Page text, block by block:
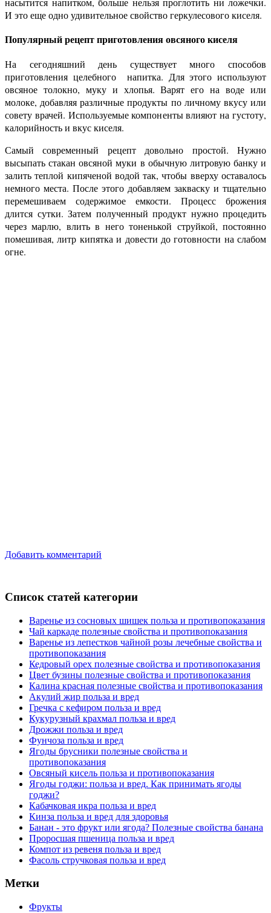
И это еще одно удивительное свойство геркулесового киселя.
Популярный рецепт приготовления овсяного киселя
На сегодняшний день существует много способов
приготовления целебного напитка. Для этого используют
овсяное толокно, муку и хлопья. Варят его на воде или
молоке, добавляя различные продукты по личному вкусу или
совету врачей. Используемые компоненты влияют на густоту,
калорийность и вкус киселя.
Самый современный рецепт довольно простой. Нужно
высыпать стакан овсяной муки в обычную литровую банку и
залить теплой кипяченой водой так, чтобы вверху оставалось
немного места. После этого добавляем закваску и тщательно
перемешиваем содержимое емкости. Процесс брожения
длится сутки. Затем полученный продукт нужно процедить
через марлю, влить в него тоненькой струйкой, постоянно
помешивая, литр кипятка и довести до готовности на слабом
огне.
Добавить комментарий
Список статей категории
Варенье из сосновых шишек польза и противопоказания
Чай каркаде полезные свойства и противопоказания
Варенье из лепестков чайной розы лечебные свойства и
противопоказания
Кедровый орех полезные свойства и противопоказания
Цвет бузины полезные свойства и противопоказания
Калина красная полезные свойства и противопоказания
Акулий жир польза и вред
Гречка с кефиром польза и вред
Кукурузный крахмал польза и вред
Дрожжи польза и вред
Фунчоза польза и вред
Ягоды брусники полезные свойства и
противопоказания
Овсяный кисель польза и противопоказания
Ягоды годжи: польза и вред. Как принимать ягоды
годжи?
Кабачковая икра польза и вред
Кинза польза и вред для здоровья
Банан - это фрукт или ягода? Полезные свойства банана
Проросшая пшеница польза и вред
Компот из ревеня польза и вред
Фасоль стручковая польза и вред
Метки
Фрукты